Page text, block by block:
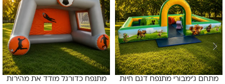
מתחם ג'ימבורי מתנפח דגם חיות
מתנפח כדורגל מודד את מהירות